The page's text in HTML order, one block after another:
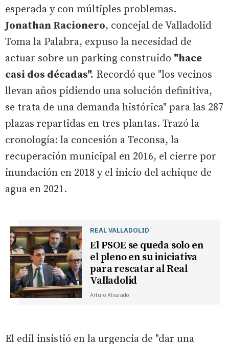
esperada y con múltiples problemas.
Jonathan Racionero, concejal de Valladolid
Toma la Palabra, expuso la necesidad de
actuar sobre un parking construido "hace
casi dos décadas". Recordó que "los vecinos
llevan años pidiendo una solución definitiva,
se trata de una demanda histórica" para las 287
plazas repartidas en tres plantas. Trazó la
cronología: la concesión a Teconsa, la
recuperación municipal en 2016, el cierre por
inundación en 2018 y el inicio del achique de
agua en 2021.
REAL VALLADOLID
El PSOE se queda solo en
el pleno en su iniciativa
para rescatar al Real
Valladolid
Arturo Alvarado
El edil insistió en la urgencia de "dar una